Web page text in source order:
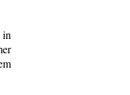
in